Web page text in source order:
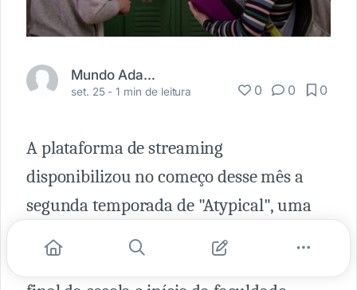
Mundo Adaptado
set. 25 -1 min de leitura 0 0 0
A plataforma de streaming
disponibilizou no começo desse mês a
segunda temporada de "Atypical", uma
série cujo enredo mostra a vida de um
adolescente autista que está ansioso pelo